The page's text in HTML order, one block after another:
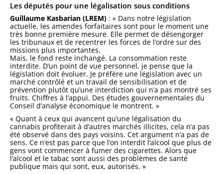
Les députés pour une légalisation sous conditions
Guillaume Kasbarian (LREM) : « Dans notre législation
actuelle, les amendes forfaitaires sont pour le moment une
très bonne première mesure. Elle permet de désengorger
les tribunaux et de recentrer les forces de l’ordre sur des
missions plus importantes.
Mais, le fond reste inchangé. La consommation reste
interdite. D’un point de vue personnel, je pense que la
législation doit évoluer. Je préfère une législation avec un
marché contrôlé et un travail de sensibilisation et de
prévention plutôt qu’une interdiction qui n’a pas montré ses
fruits. Chiffres à l’appui. Des études gouvernementales du
Conseil d’analyse économique le montrent. »
« Quant à ceux qui avancent qu’une légalisation du
cannabis profiterait à d’autres marchés illicites, cela n’a pas
été observé dans des pays voisins. Cet argument n’a pas de
sens. Ce n’est pas parce que l’on interdit l’alcool que plus de
gens vont commencer à fumer des cigarettes. Alors que
l’alcool et le tabac sont aussi des problèmes de santé
publique mais qui sont, eux, autorisés. »